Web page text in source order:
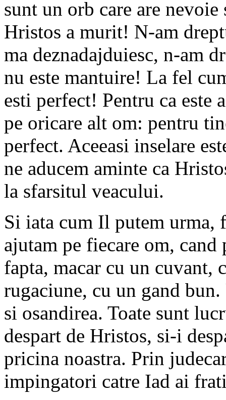
sunt un orb care are nevoie
Hristos a murit! N-am
ma deznadajduiesc, n-am
nu este mantuire! La fel
esti perfect! Pentru ca este
pe oricare alt om: pentru
perfect. Aceeasi inselare
ne aducem aminte ca
la sfarsitul veacului.
Si iata cum Il putem urma,
ajutam pe fiecare om,
fapta, macar cu un cuvant,
rugaciune, cu un gand
si osandirea. Toate sunt
despart de Hristos, si-i
pricina noastra. Prin
impingatori catre Iad ai